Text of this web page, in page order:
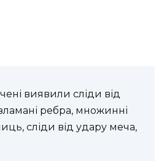
виявили сліди від
ребра, множинні
сліди від удару меча,